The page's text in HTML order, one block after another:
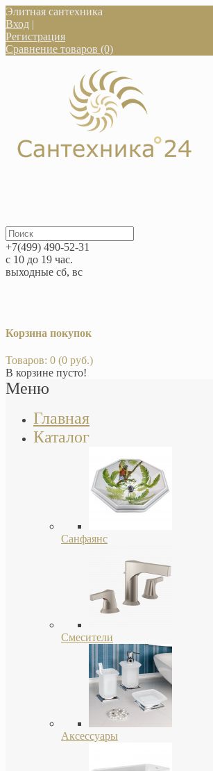
Элитная сантехника
Вход |
Регистрация
Сравнение товаров (0)
+7(499) 490-52-31
с 10 до 19 час.
выходные сб, вс
Корзина покупок
Товаров: 0 (0 руб.)
В корзине пусто!
Меню
Главная
Каталог
Санфаянс
Смесители
Аксессуары